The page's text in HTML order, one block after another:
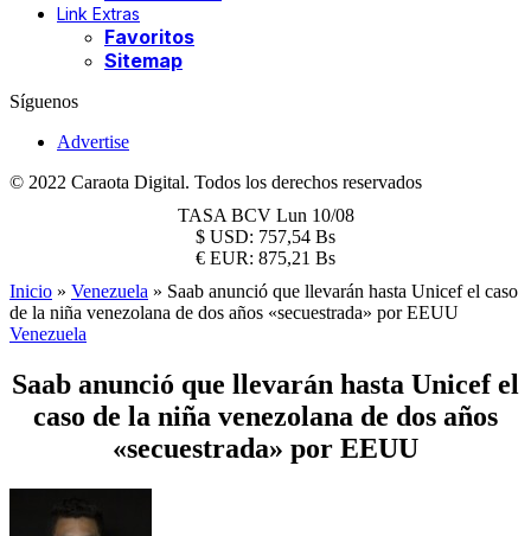
Link Extras
Favoritos
Sitemap
Síguenos
Advertise
© 2022 Caraota Digital. Todos los derechos reservados
TASA BCV Lun 10/08
$ USD: 757,54 Bs
€ EUR: 875,21 Bs
Inicio » Venezuela » Saab anunció que llevarán hasta Unicef el caso
de la niña venezolana de dos años «secuestrada» por EEUU
Venezuela
Saab anunció que llevarán hasta Unicef el
caso de la niña venezolana de dos años
«secuestrada» por EEUU